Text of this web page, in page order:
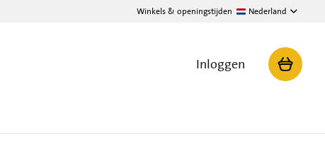
Winkels & openingstijden Nederland
Inloggen